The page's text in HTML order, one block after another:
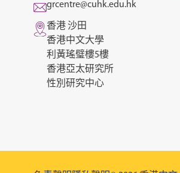
grcentre@cuhk.edu.hk
香港 沙田
香港中文大學
利黃瑤璧樓5樓
香港亞太研究所
性別研究中心